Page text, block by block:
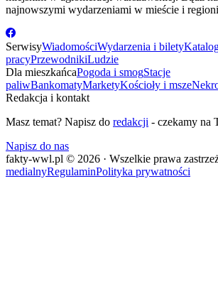
najnowszymi wydarzeniami w mieście i
SerwisyWiadomościWydarzenia i bilety
pracyPrzewodnikiLudzie
Dla mieszkańcaPogoda i smogStacje
paliwBankomatyMarketyKościoły i msze
Redakcja i kontakt
Masz temat? Napisz do redakcji - czekamy na
Napisz do nas
fakty-wwl.pl © 2026 · Wszelkie prawa
medialnyRegulaminPolityka prywatności